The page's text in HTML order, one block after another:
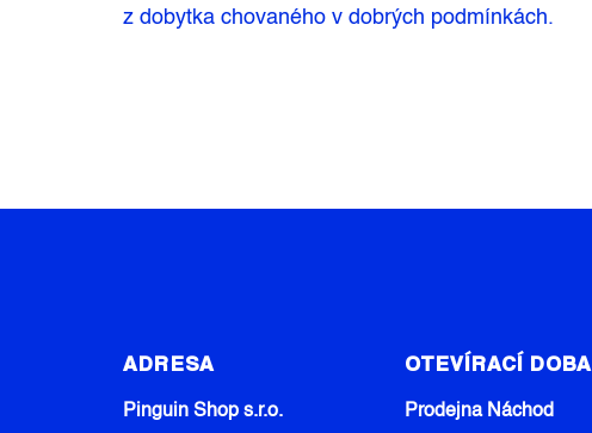
z dobytka chovaného v dobrých podmínkách.
ADRESA
Pinguin Shop s.r.o.
OTEVÍRACÍ DOBA
Prodejna Náchod